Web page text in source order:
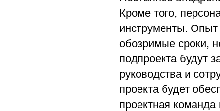
Кроме того,
инструменты. Опыт
обозримые сроки,
подпроекта будут
руководства и
проекта будет
проектная